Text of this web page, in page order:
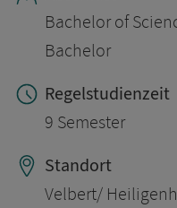
Bachelor of
Bachelor
Regelstudienzeit
9 Semester
Standort
Velbert/